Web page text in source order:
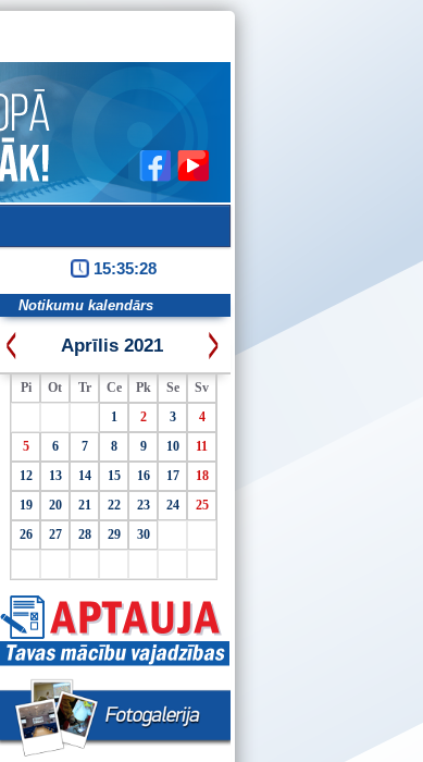
15:35:29
Notikumu kalendārs
Aprīlis 2021
Pi Ot Tr Ce Pk Se
Sv
1
2 3
4
5
6 7 8 9 10
11
12
13 14 15 16 17
18
19
20 21 22 23 24
25
26
27 28 29 30